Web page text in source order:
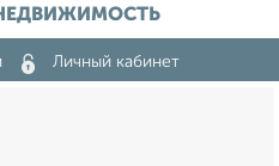
Личный кабинет